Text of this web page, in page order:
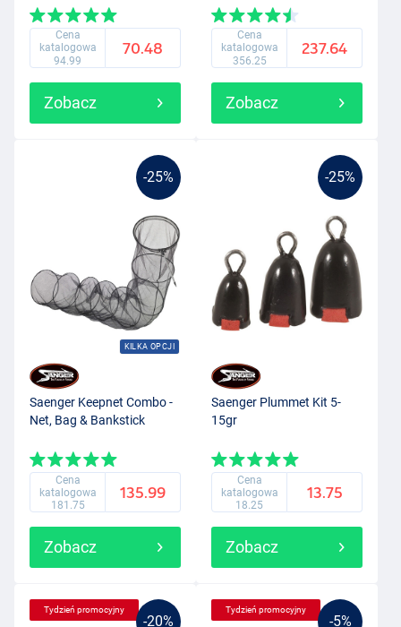
Cena
katalogowa
94.99
70.48
Zobacz
Cena
katalogowa
356.25
237.64
Zobacz
-25%
KILKA OPCJI
Saenger Keepnet Combo -
Net, Bag & Bankstick
Cena
katalogowa
181.75
135.99
Zobacz
-25%
Saenger Plummet Kit 5-
15gr
Cena
katalogowa
18.25
13.75
Zobacz
-20%
Tydzień promocyjny
-5%
Tydzień promocyjny